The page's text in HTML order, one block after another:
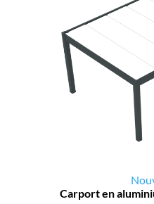
Carport en